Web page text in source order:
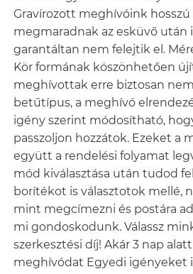
Gravírozott meghívóink hosszú
megmaradnak az esküvő után
garantáltan nem felejtik el.
Kör formának köszönhetően
meghívottak erre biztosan
betűtípus, a meghívó
igény szerint módosítható,
passzoljon hozzátok. Ezeket a
együtt a rendelési folyamat
mód kiválasztása után tudod
borítékot is választotok mellé,
mint megcímezni és postára
mi gondoskodunk. Válassz
szerkesztési díj! Akár 3 nap
meghívódat Egyedi igényeket